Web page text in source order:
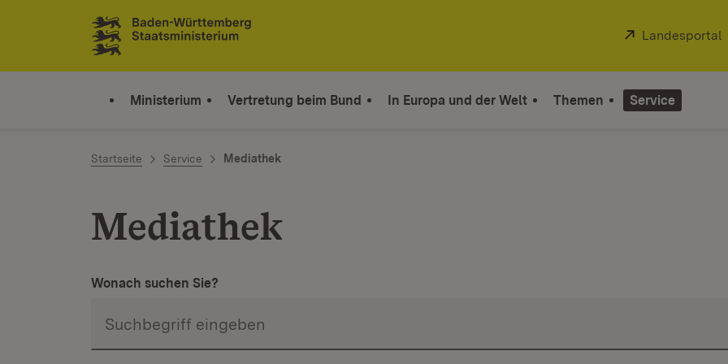
Zum Inhalt springen
Link zur Startseite
Extern:
Landesportal
Ministerium Vertretung beim Bund In Europa und der Welt Themen Service
Startseite Service Mediathek
Mediathek
Wonach suchen Sie?